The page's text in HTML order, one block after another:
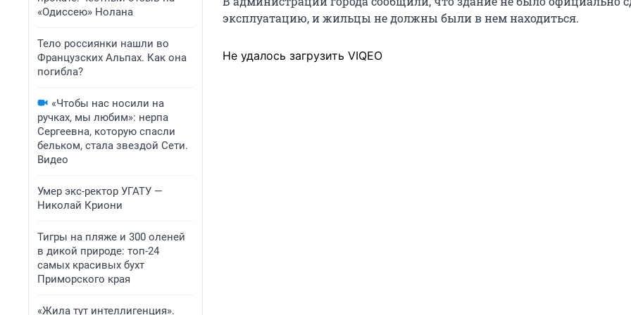
«Одиссею» Нолана
Тело россиянки нашли во
Французских Альпах. Как она
погибла?
«Чтобы нас носили на
ручках, мы любим»: нерпа
Сергеевна, которую спасли
бельком, стала звездой Сети.
Видео
Умер экс-ректор УГАТУ —
Николай Криони
Тигры на пляже и 300 оленей
в дикой природе: топ-24
самых красивых бухт
Приморского края
«Жила тут интеллигенция».
эксплуатацию, и жильцы не должны были в нем находиться.
Не удалось загрузить VIQEO